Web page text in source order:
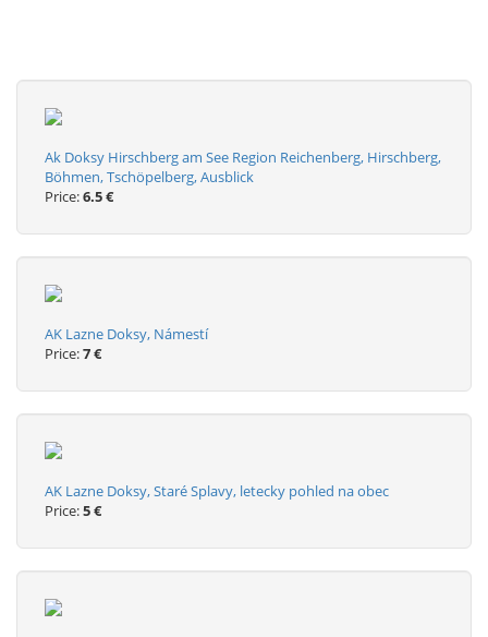
Ak Doksy Hirschberg am See Region Reichenberg, Hirschberg,
Böhmen, Tschöpelberg, Ausblick
Price:6.5 €
AK Lazne Doksy, Námestí
Price:7 €
AK Lazne Doksy, Staré Splavy, letecky pohled na obec
Price:5 €